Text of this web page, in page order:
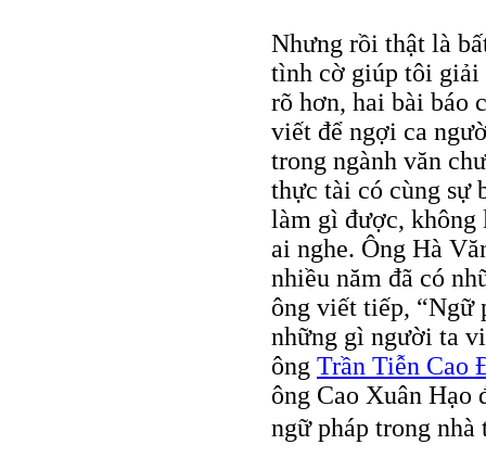
Nhưng rồi thật là
tình cờ giúp tôi giải
rõ hơn, hai bài báo
viết để ngợi ca
trong ngành văn
thực tài có cùng sự
làm gì được, không
ai nghe. Ông Hà
nhiều năm đã có
ông viết tiếp, “Ngữ
những gì người ta
ông Trần Tiễn Cao
ông Cao Xuân Hạo
ngữ pháp trong